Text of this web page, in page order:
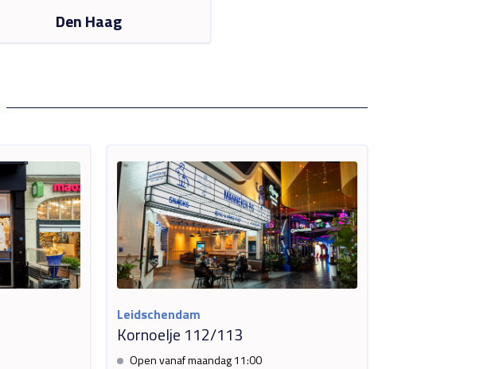
Den Haag
Leidschendam
Kornoelje 112/113
Open vanaf maandag 11:00